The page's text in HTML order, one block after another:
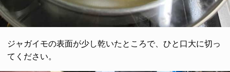
ジャガイモの表面が少し乾いたところで、ひと口大に切っ
てください。